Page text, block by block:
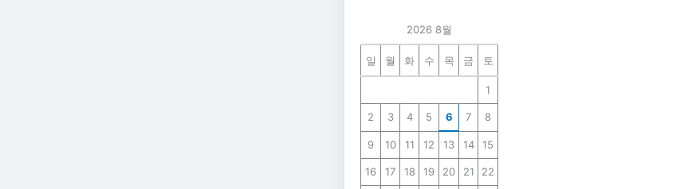
2026 8월
일 월 화 수 목 금 토
1
2 3 4 5 6 7 8
9 10 11 12 13 14 15
16 17 18 19 20 21 22